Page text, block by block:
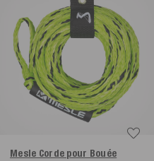
Mesle Corde pour Bouée